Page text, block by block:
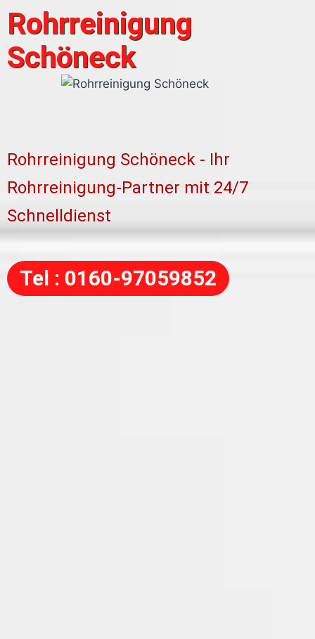
Rohrreinigung
Schöneck
Rohrreinigung Schöneck - Ihr
Rohrreinigung-Partner mit 24/7
Schnelldienst
Tel : 0160-97059852